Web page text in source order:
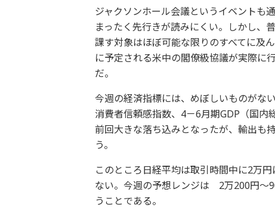
ジャクソンホール会議というイベントも
まったく先行きが読みにくい。しかし、
課す対象はほぼ可能な限りのすべてに及
に予定される米中の閣僚級協議が実際に
だ。
今週の経済指標には、めぼしいものがな
消費者信頼感指数、4－6月期GDP（国内
前回大きな落ち込みとなったが、輸出も
う。
このところ日経平均は取引時間中に2万
ない。今週の予想レンジは 2万200円～
うことである。